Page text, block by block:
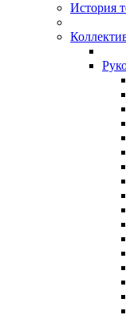
История